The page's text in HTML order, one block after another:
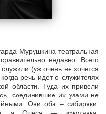
Мурушкина театральная
недавно. Всего
(уж очень не хочется
речь идет о служителях
области. Туда их привели
соединившие их узами не
Они оба – сибиряки.